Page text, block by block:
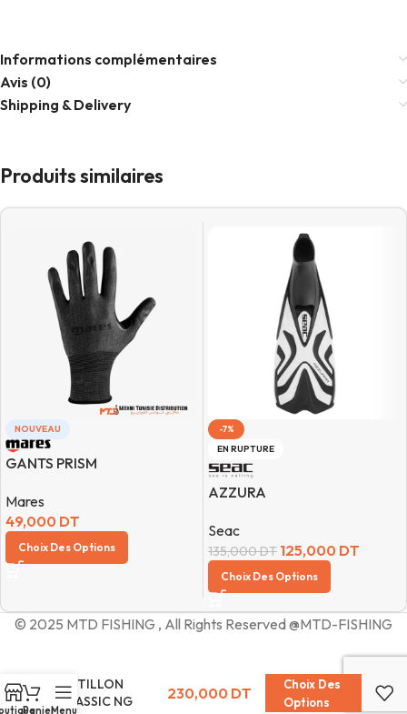
Informations complémentaires
Avis (0)
Shipping & Delivery
Produits similaires
NOUVEAU
GANTS PRISM
Mares
49,000 DT
Choix Des Options
-7%
EN RUPTURE
AZZURA
Seac
135,000DT 125,000 DT
Choix Des Options
© 2025 MTD FISHING , All Rights Reserved @MTD-FISHING
PanierMenu
BOTILLON
CLASSIC NG
230,000 DT
Choix Des
Options